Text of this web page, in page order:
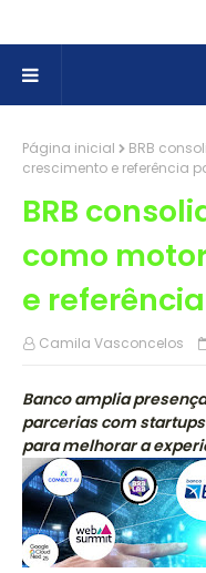
Página inicial
BRB
crescimento e referência
BRB
como
e
Camila Vasconcelos
Banco amplia
parcerias com
para melhorar a